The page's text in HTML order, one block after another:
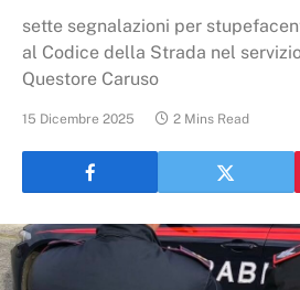
sette segnalazioni per
al Codice della Strada nel
Questore Caruso
15 Dicembre 2025 2 Mins Read